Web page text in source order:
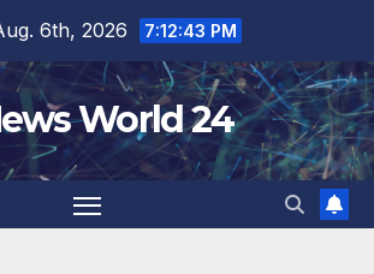
6th, 2026 7:12:44 PM
World 24